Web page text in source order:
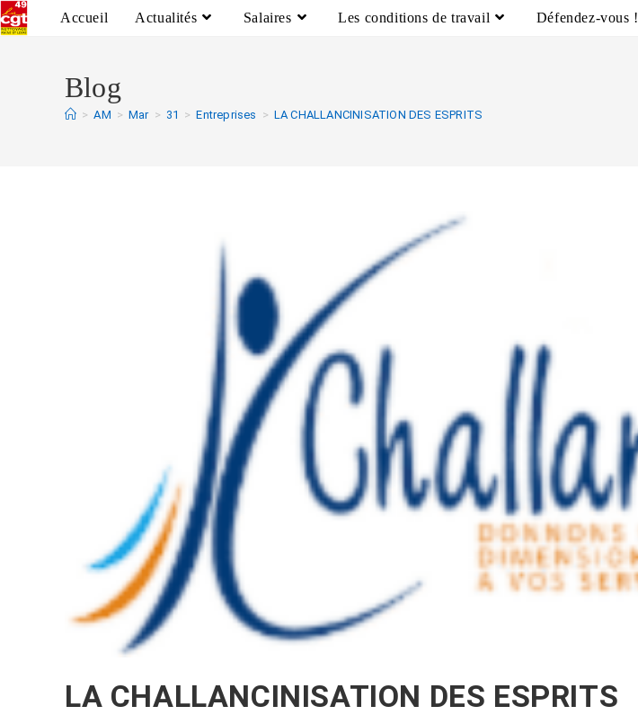
Accueil Actualités Salaires Les conditions de travail Défendez-vous !
Blog
> AM > Mar > 31 > Entreprises > LA CHALLANCINISATION DES ESPRITS
LA CHALLANCINISATION DES ESPRITS